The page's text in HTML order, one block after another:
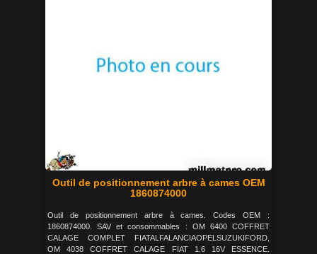
Outil de positionnement arbre à cames OEM
1860874000
Outil de positionnement arbre à cames. Codes OEM :
1860874000. SAV et consommables : OM 6400 COFFRET
CALAGE COMPLET FIATALFALANCIAOPELSUZUKIFORD,
OM 4038 COFFRET CALAGE FIAT 1.6 16V ESSENCE.